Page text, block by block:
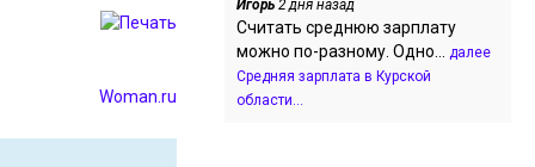
Woman.ru
Игорь 2 дня назад
Считать среднюю зарплату
можно по-разному. Одно... далее
Средняя зарплата в Курской
области...